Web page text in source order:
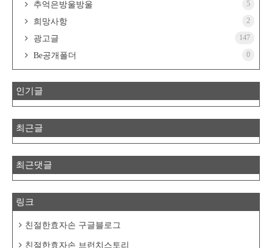
추억은방울방울 5
희망사항 2
광고글 147
Be공개폴더 0
인기글
최근글
최근댓글
링크
친절한효자손 구글블로그
친절한효자손 브런치스토리